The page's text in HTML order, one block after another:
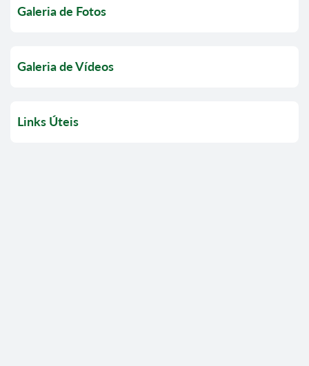
Galeria de Fotos
Galeria de Vídeos
Links Úteis